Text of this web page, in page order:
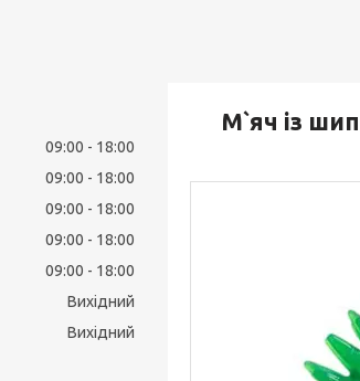
М`яч із
09:00
18:00
09:00
18:00
09:00
18:00
09:00
18:00
09:00
18:00
Вихідний
Вихідний